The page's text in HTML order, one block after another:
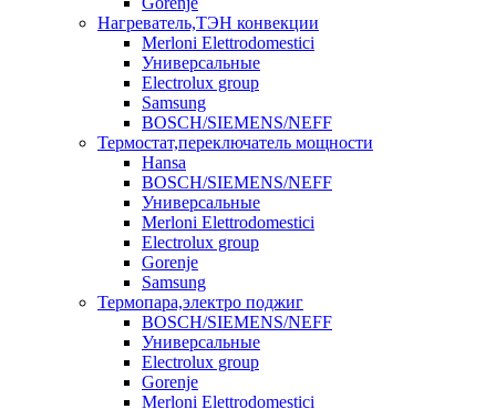
Нагреватель,ТЭН конвекции
Merloni Elettrodomestici
Универсальные
Electrolux group
Samsung
BOSCH/SIEMENS/NEFF
Термостат,переключатель мощности
Hansa
BOSCH/SIEMENS/NEFF
Универсальные
Merloni Elettrodomestici
Electrolux group
Gorenje
Samsung
Термопара,электро поджиг
BOSCH/SIEMENS/NEFF
Универсальные
Electrolux group
Gorenje
Merloni Elettrodomestici